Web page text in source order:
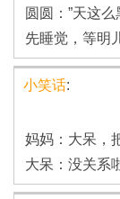
圆圆：”天这
先睡觉，等明
小笑话:
妈妈：大呆，
大呆：没关系